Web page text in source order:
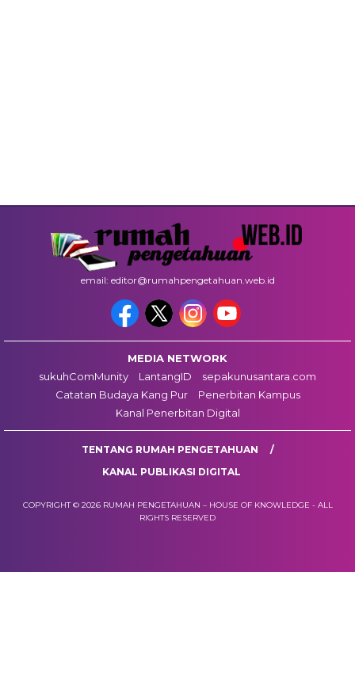
email: editor@rumahpengetahuan.web.id
MEDIA NETWORK
sukuhComMunity
LantangID
sepakunusantara.com
Catatan Budaya Kang Pur
Penerbitan Kampus
Kanal Penerbitan Digital
TENTANG RUMAH PENGETAHUAN
KANAL PUBLIKASI DIGITAL
COPYRIGHT © 2026 RUMAH PENGETAHUAN – HOUSE OF KNOWLEDGE - ALL
RIGHTS RESERVED